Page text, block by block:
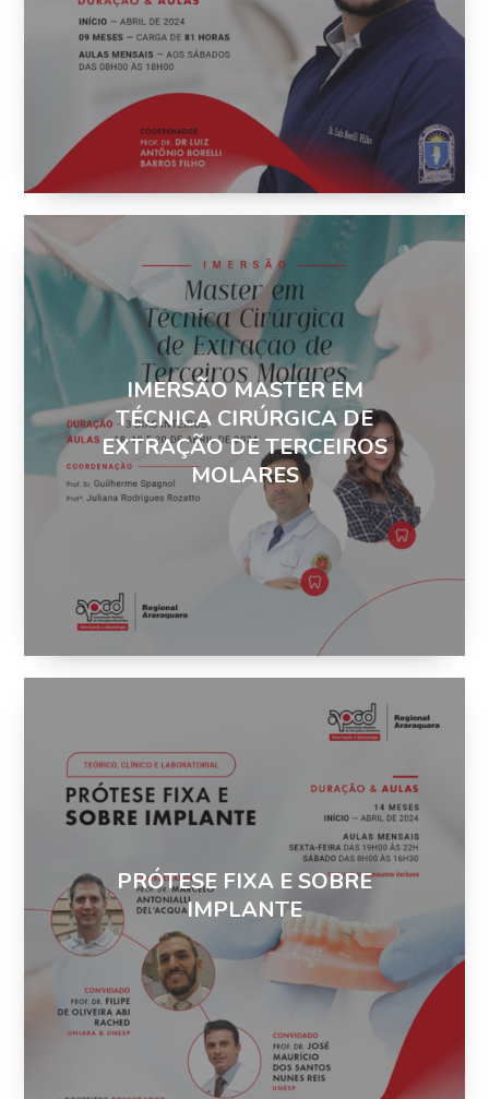
IMERSÃO MASTER EM
TÉCNICA CIRÚRGICA DE
EXTRAÇÃO DE TERCEIROS
MOLARES
PRÓTESE FIXA E SOBRE
IMPLANTE